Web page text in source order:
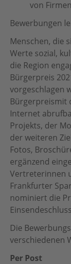
von
Bewerbungen
Menschen, die
Werte sozial,
die Region
Bürgerpreis
vorgeschlagen
Bürgerpreismit
Internet
Projekts, der
der weiteren
Fotos,
ergänzend
Vertreterinnen
Frankfurter
nominiert die
Die
verschiedenen
Per Post